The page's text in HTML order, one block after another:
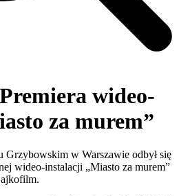
wideo-
za murem”
Grzybowskim w Warszawie odbył się
wideo-instalacji „Miasto za murem”